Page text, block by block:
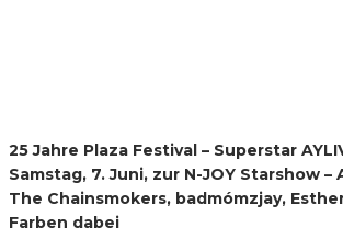
25 Jahre Plaza Festival – Superstar
Samstag, 7. Juni, zur N-JOY Starshow
The Chainsmokers, badmómzjay,
Farben dabei